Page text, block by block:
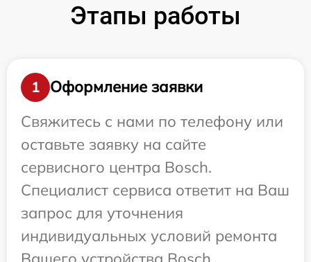
Этапы работы
1
Оформление заявки
Свяжитесь с нами по телефону или
оставьте заявку на сайте
сервисного центра Bosch.
Специалист сервиса ответит на Ваш
запрос для уточнения
индивидуальных условий ремонта